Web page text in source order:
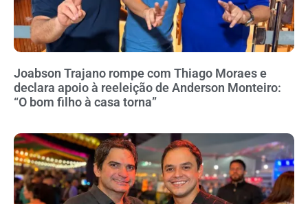
Joabson Trajano rompe com Thiago Moraes e
declara apoio à reeleição de Anderson Monteiro:
“O bom filho à casa torna”